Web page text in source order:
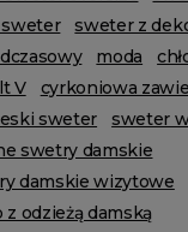
sweter z
moda
V
cyrkoniowa
sweter
sweter
swetry damskie
damskie wizytowe
z odzieżą damską